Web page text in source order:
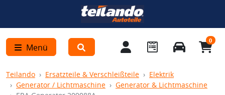
Menü
0
Teilando Ersatzteile & Verschleißteile
Elektrik
Generator / Lichtmaschine
Generator & Lichtmaschine